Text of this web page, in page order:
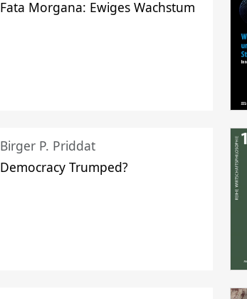
Fata Morgana: Ewiges Wachstum
Birger P. Priddat
Democracy Trumped?